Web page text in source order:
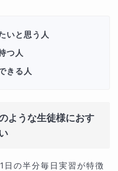
いと思う人
つ人
きる人
ような生徒様におす
日の半分毎日実習が特徴